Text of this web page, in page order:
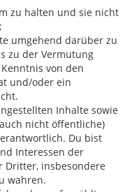
zu halten und sie nicht
umgehend darüber zu
zu der Vermutung
von den
und/oder ein
Inhalte sowie
nicht öffentliche)
Du bist
Interessen der
Dritter, insbesondere
wahren.